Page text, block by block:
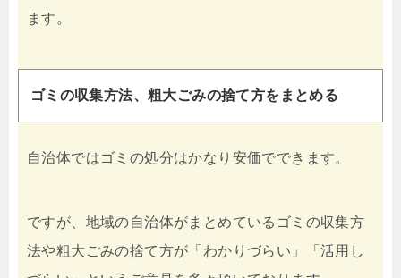
ます。
ゴミの収集方法、粗大ごみの捨て方をまとめる
自治体ではゴミの処分はかなり安価でできます。
ですが、地域の自治体がまとめているゴミの収集方
法や粗大ごみの捨て方が「わかりづらい」「活用し